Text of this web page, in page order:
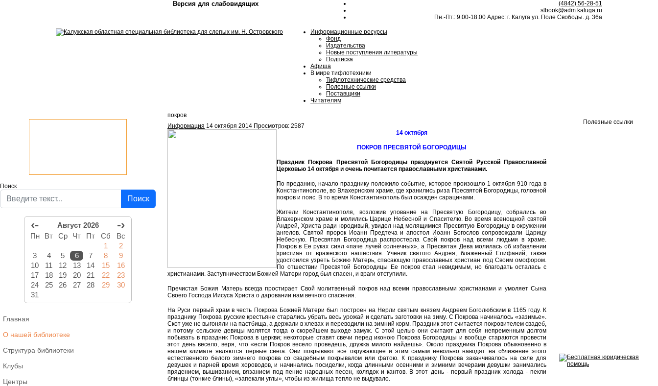
Версия для слабовидящих
(4842) 56-28-51
slbook@adm.kaluga.ru
Пн.-Пт.: 9.00-18.00 Адрес: г. Калуга ул. Поле Свободы. д. 36а
Информационные ресурсы
Фонд
Издательства
Новые поступления литературы
Подписка
Афиша
В мире тифлотехники
Тифлотехнические средства
Полезные ссылки
Поставщики
Читателям
Поиск
Поиск
‹- Август 2026 -›
Пн Вт Ср Чт Пт Сб
Вс
1
2
3
4 5 6 7 8
9
10
11 12 13 14 15
16
17
18 19 20 21 22
23
24
25 26 27 28 29
30
31
Главная
О нашей библиотеке
Структура библиотеки
Клубы
Центры
покров
Информация 14 октября 2014 Просмотров: 2587
14 октября
ПОКРОВ ПРЕСВЯТОЙ БОГОРОДИЦЫ
Праздник Покрова Пресвятой Богородицы празднуется Святой Русской Православной
Церковью 14 октября и очень почитается православными христианами.
По преданию, начало празднику положило событие, которое произошло 1 октября 910 года в
Константинополе, во Влахернском храме, где хранились риза Пресвятой Богородицы, головной
покров и пояс. В то время Константинополь был осажден сарацинами.
Жители Константинополя, возложив упование на Пресвятую Богородицу, собрались во
Влахернском храме и молились Царице Небесной и Спасителю. Во время всенощной святой
Андрей, Христа ради юродивый, увидел над молящимися Пресвятую Богородицу в окружении
ангелов. Святой пророк Иоанн Предтеча и апостол Иоанн Богослов сопровождали Царицу
Небесную. Пресвятая Богородица распростерла Свой покров над всеми людьми в храме.
Покров в Ее руках сиял «паче лучей солнечных», а Пресвятая Дева молилась об избавлении
христиан от вражеского нашествия. Ученик святого Андрея, блаженный Епифаний, также
удостоился узреть Божию Матерь, спасающую православных христиан под Своим омофором.
По отшествии Пресвятой Богородицы Ее покров стал невидимым, но благодать осталась с
христианами. Заступничеством Божией Матери город был спасен, и враги отступили.
Пречистая Божия Матерь всегда простирает Свой молитвенный покров над всеми православными христианами и умоляет Сына
Своего Господа Иисуса Христа о даровании нам вечного спасения.
На Руси первый храм в честь Покрова Божией Матери был построен на Нерли святым князем Андреем Боголюбским в 1165 году. К
празднику Покрова русские крестьяне старались убрать весь урожай и сделать заготовки на зиму. С Покрова начиналось «зазимье».
Скот уже не выгоняли на пастбища, а держали в хлевах и переводили на зимний корм. Праздник этот считается покровителем свадеб,
и потому сельские девицы молятся тогда о скорейшем выходе замуж. С этой целью они считают для себя непременным долгом
побывать в праздник Покрова в церкви; некоторые ставят свечи перед иконою Покрова Богородицы и вообще стараются провести
этот день весело, веря, что «если Покров весело проведешь, дружка милого найдешь». Около праздника Покрова обыкновенно в
нашем климате являются первые снега. Они покрывают все окружающее и этим самым невольно наводят на сближение этого
естественного белого зимнего покрова со свадебным покрывалом или фатою. К празднику Покрова заканчивалось на селе для
девушек и парней время хороводов, и начинались посиделки, когда длинными осенними и зимними вечерами девушки занимались
прядением, вышиванием, вязанием под пение народных песен, колядок и кантов. В этот день - первый праздник холода - пекли
блинцы (тонкие блины), «запекали углы», чтобы из жилища тепло не выдувало.
Полезные ссылки